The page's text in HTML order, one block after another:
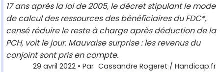
17 ans après la loi de 2005, le décret stipulant le mode
de calcul des ressources des bénéficiaires du FDC*,
censé réduire le reste à charge après déduction de la
PCH, voit le jour. Mauvaise surprise : les revenus du
conjoint sont pris en compte.
29 avril 2022 • Par Cassandre Rogeret / Handicap.fr